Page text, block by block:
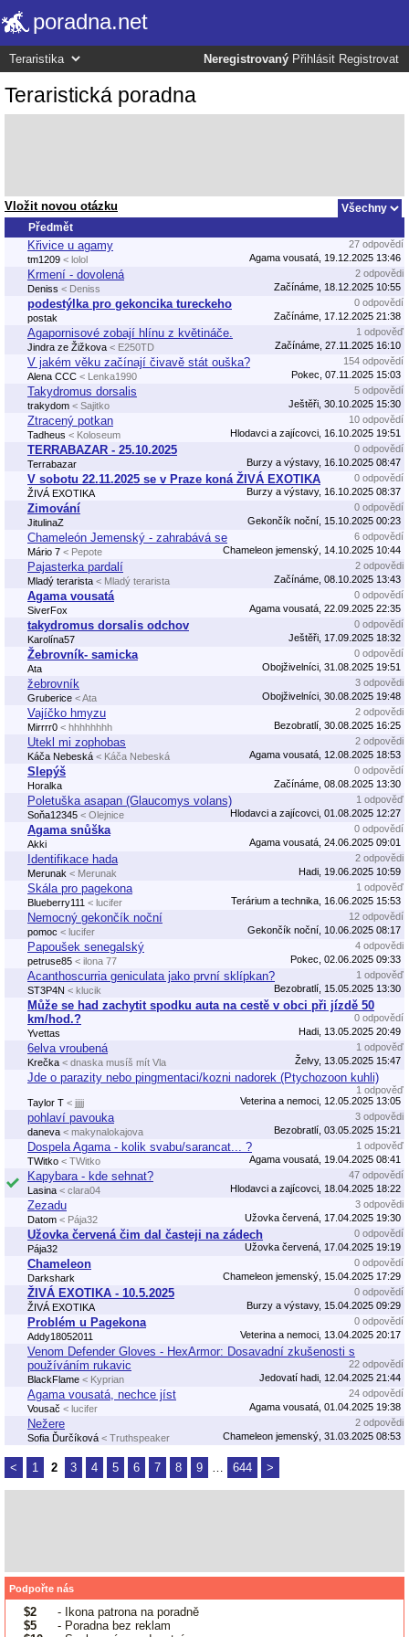
poradna.net
Neregistrovaný Přihlásit Registrovat
Teraristická poradna
Vložit novou otázku
Předmět
Křivice u agamy
27 odpovědí
tm1209 < lolol Agama vousatá, 19.12.2025 13:46
Krmení - dovolená
2 odpovědi
Deniss < Deniss Začínáme, 18.12.2025 10:55
podestýlka pro gekoncika tureckeho
0 odpovědí
postak
Začínáme, 17.12.2025 21:38
Agapornisové zobají hlínu z květináče.
1 odpověď
Jindra ze Žižkova < E250TD Začínáme, 27.11.2025 16:10
V jakém věku začínají čivavě stát ouška?
154 odpovědí
Alena CCC < Lenka1990 Pokec, 07.11.2025 15:03
Takydromus dorsalis
5 odpovědí
trakydom < Sajitko Ještěři, 30.10.2025 15:30
Ztracený potkan
10 odpovědí
Tadheus < Koloseum Hlodavci a zajícovci, 16.10.2025 19:51
TERRABAZAR - 25.10.2025
0 odpovědí
Terrabazar
Burzy a výstavy, 16.10.2025 08:47
V sobotu 22.11.2025 se v Praze koná ŽIVÁ EXOTIKA
0 odpovědí
ŽIVÁ EXOTIKA
Burzy a výstavy, 16.10.2025 08:37
Zimování
0 odpovědí
JitulinaZ
Gekončík noční, 15.10.2025 00:23
Chameleón Jemenský - zahrabává se
6 odpovědí
Mário 7 < Pepote Chameleon jemenský, 14.10.2025 10:44
Pajasterka pardalí
2 odpovědi
Mladý terarista < Mladý terarista Začínáme, 08.10.2025 13:43
Agama vousatá
0 odpovědí
SiverFox
Agama vousatá, 22.09.2025 22:35
takydromus dorsalis odchov
0 odpovědí
Karolína57
Ještěři, 17.09.2025 18:32
Žebrovník- samicka
0 odpovědí
Ata
Obojživelníci, 31.08.2025 19:51
žebrovník
3 odpovědi
Gruberice < Ata Obojživelníci, 30.08.2025 19:48
Vajíčko hmyzu
2 odpovědi
Mirrrr0 < hhhhhhhh Bezobratlí, 30.08.2025 16:25
Utekl mi zophobas
2 odpovědi
Káča Nebeská < Káča Nebeská Agama vousatá, 12.08.2025 18:53
Slepýš
0 odpovědí
Horalka
Začínáme, 08.08.2025 13:30
Poletuška asapan (Glaucomys volans)
1 odpověď
Soňa12345 < Olejnice Hlodavci a zajícovci, 01.08.2025 12:27
Agama snůška
0 odpovědí
Akki
Agama vousatá, 24.06.2025 09:01
Identifikace hada
2 odpovědi
Merunak < Merunak Hadi, 19.06.2025 10:59
Skála pro pagekona
1 odpověď
Blueberry111 < lucifer Terárium a technika, 16.06.2025 15:53
Nemocný gekončík noční
12 odpovědí
pomoc < lucifer Gekončík noční, 10.06.2025 08:17
Papoušek senegalský
4 odpovědi
petruse85 < ilona 77 Pokec, 02.06.2025 09:33
Acanthoscurria geniculata jako první sklípkan?
1 odpověď
ST3P4N < klucik Bezobratlí, 15.05.2025 13:30
Může se had zachytit spodku auta na cestě v obci při jízdě 50
km/hod.?
0 odpovědí
Yvettas
Hadi, 13.05.2025 20:49
6elva vroubená
1 odpověď
Krečka < dnaska musíš mít Vla Želvy, 13.05.2025 15:47
Jde o parazity nebo pingmentaci/kozni nadorek (Ptychozoon kuhli)
1 odpověď
Taylor T < jjjjj Veterina a nemoci, 12.05.2025 13:05
pohlaví pavouka
3 odpovědi
daneva < makynalokajova Bezobratlí, 03.05.2025 15:21
Dospela Agama - kolik svabu/sarancat... ?
1 odpověď
TWitko < TWitko Agama vousatá, 19.04.2025 08:41
Kapybara - kde sehnat?
47 odpovědí
Lasina < clara04 Hlodavci a zajícovci, 18.04.2025 18:22
Zezadu
3 odpovědi
Datom < Pája32 Užovka červená, 17.04.2025 19:30
Užovka červená čim dal časteji na zádech
0 odpovědí
Pája32
Užovka červená, 17.04.2025 19:19
Chameleon
0 odpovědí
Darkshark
Chameleon jemenský, 15.04.2025 17:29
ŽIVÁ EXOTIKA - 10.5.2025
0 odpovědí
ŽIVÁ EXOTIKA
Burzy a výstavy, 15.04.2025 09:29
Problém u Pagekona
0 odpovědí
Addy18052011
Veterina a nemoci, 13.04.2025 20:17
Venom Defender Gloves - HexArmor: Dosavadní zkušenosti s
používáním rukavic
22 odpovědí
BlackFlame < Kyprian Jedovatí hadi, 12.04.2025 21:44
Agama vousatá, nechce jíst
24 odpovědí
Vousač < lucifer Agama vousatá, 01.04.2025 19:38
Nežere
2 odpovědi
Sofia Ďurčíková < Truthspeaker Chameleon jemenský, 31.03.2025 08:53
< 1 2 3 4 5 6 7 8 9 644 >
Podpořte nás
$2
- Ikona patrona na poradně
$5
- Poradna bez reklam